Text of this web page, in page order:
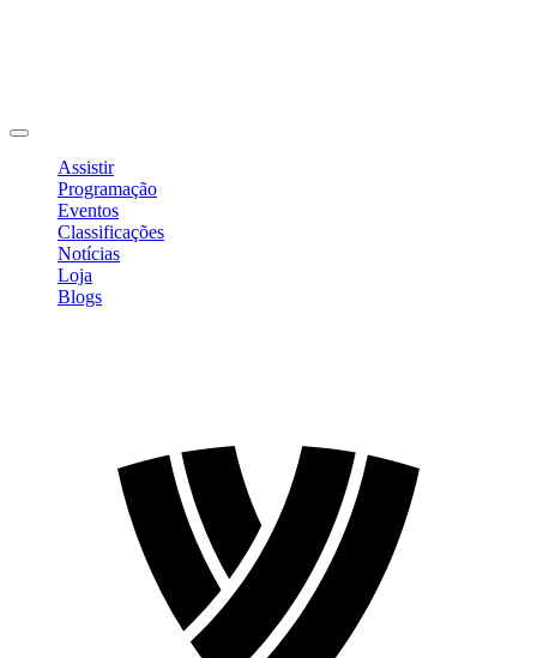
Assistir
Programação
Eventos
Classificações
Notícias
Loja
Blogs